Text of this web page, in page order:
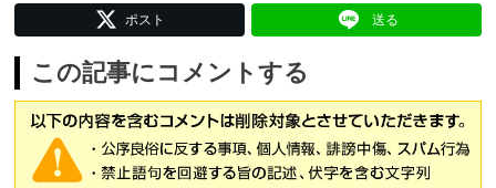
ポスト 送る
この記事にコメントする